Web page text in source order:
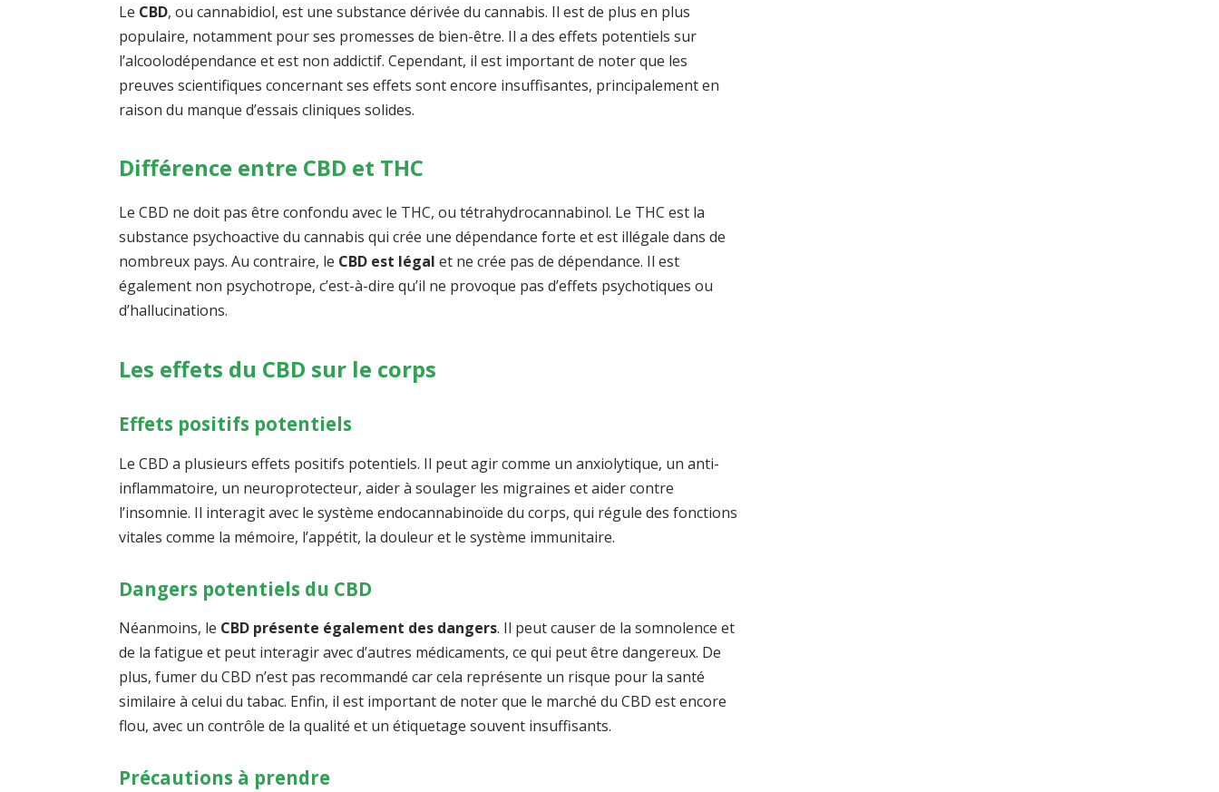
Le CBD, ou cannabidiol, est une substance dérivée du cannabis. Il est de plus en plus
populaire, notamment pour ses promesses de bien-être. Il a des effets potentiels sur
l’alcoolodépendance et est non addictif. Cependant, il est important de noter que les
preuves scientifiques concernant ses effets sont encore insuffisantes, principalement en
raison du manque d’essais cliniques solides.
Différence entre CBD et THC
Le CBD ne doit pas être confondu avec le THC, ou tétrahydrocannabinol. Le THC est la
substance psychoactive du cannabis qui crée une dépendance forte et est illégale dans de
nombreux pays. Au contraire, le CBD est légal et ne crée pas de dépendance. Il est
également non psychotrope, c’est-à-dire qu’il ne provoque pas d’effets psychotiques ou
d’hallucinations.
Les effets du CBD sur le corps
Effets positifs potentiels
Le CBD a plusieurs effets positifs potentiels. Il peut agir comme un anxiolytique, un anti-
inflammatoire, un neuroprotecteur, aider à soulager les migraines et aider contre
l’insomnie. Il interagit avec le système endocannabinoïde du corps, qui régule des fonctions
vitales comme la mémoire, l’appétit, la douleur et le système immunitaire.
Dangers potentiels du CBD
Néanmoins, le CBD présente également des dangers. Il peut causer de la somnolence et
de la fatigue et peut interagir avec d’autres médicaments, ce qui peut être dangereux. De
plus, fumer du CBD n’est pas recommandé car cela représente un risque pour la santé
similaire à celui du tabac. Enfin, il est important de noter que le marché du CBD est encore
flou, avec un contrôle de la qualité et un étiquetage souvent insuffisants.
Précautions à prendre